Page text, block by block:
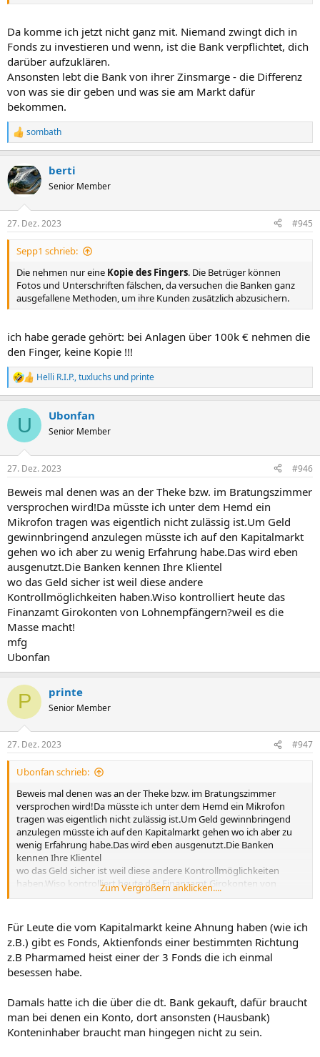
Da komme ich jetzt nicht ganz mit. Niemand zwingt dich in
Fonds zu investieren und wenn, ist die Bank verpflichtet, dich
darüber aufzuklären.
Ansonsten lebt die Bank von ihrer Zinsmarge - die Differenz
von was sie dir geben und was sie am Markt dafür
bekommen.
R
e
k
t
i
e
n
sombath
berti
Senior Member
27. Dez. 2023 #945
Sepp1 schrieb:
Die nehmen nur eine Kopie des Fingers. Die Betrüger können
Fotos und Unterschriften fälschen, da versuchen die Banken ganz
ausgefallene Methoden, um ihre Kunden zusätzlich abzusichern.
ich habe gerade gehört: bei Anlagen über 100k € nehmen die
den Finger, keine Kopie !!!
R
e
k
i
e
:
Helli R.I.P.,tuxluchs und printe
U Ubonfan
Senior Member
27. Dez. 2023 #946
Beweis mal denen was an der Theke bzw. im Bratungszimmer
versprochen wird!Da müsste ich unter dem Hemd ein
Mikrofon tragen was eigentlich nicht zulässig ist.Um Geld
gewinnbringend anzulegen müsste ich auf den Kapitalmarkt
gehen wo ich aber zu wenig Erfahrung habe.Das wird eben
ausgenutzt.Die Banken kennen Ihre Klientel
wo das Geld sicher ist weil diese andere
Kontrollmöglichkeiten haben.Wiso kontrolliert heute das
Finanzamt Girokonten von Lohnempfängern?weil es die
Masse macht!
mfg
Ubonfan
P printe
Senior Member
27. Dez. 2023 #947
Ubonfan schrieb:
Beweis mal denen was an der Theke bzw. im Bratungszimmer
versprochen wird!Da müsste ich unter dem Hemd ein Mikrofon
tragen was eigentlich nicht zulässig ist.Um Geld gewinnbringend
anzulegen müsste ich auf den Kapitalmarkt gehen wo ich aber zu
wenig Erfahrung habe.Das wird eben ausgenutzt.Die Banken
kennen Ihre Klientel
wo das Geld sicher ist weil diese andere Kontrollmöglichkeiten
haben.Wiso kontrolliert heute das Finanzamt Girokonten von
Lohnempfängern?weil es die Masse macht!
Ubonfan
Zum Vergrößern anklicken....
Für Leute die vom Kapitalmarkt keine Ahnung haben (wie ich
z.B.) gibt es Fonds, Aktienfonds einer bestimmten Richtung
z.B Pharmamed heist einer der 3 Fonds die ich einmal
besessen habe.
Damals hatte ich die über die dt. Bank gekauft, dafür braucht
man bei denen ein Konto, dort ansonsten (Hausbank)
Konteninhaber braucht man hingegen nicht zu sein.